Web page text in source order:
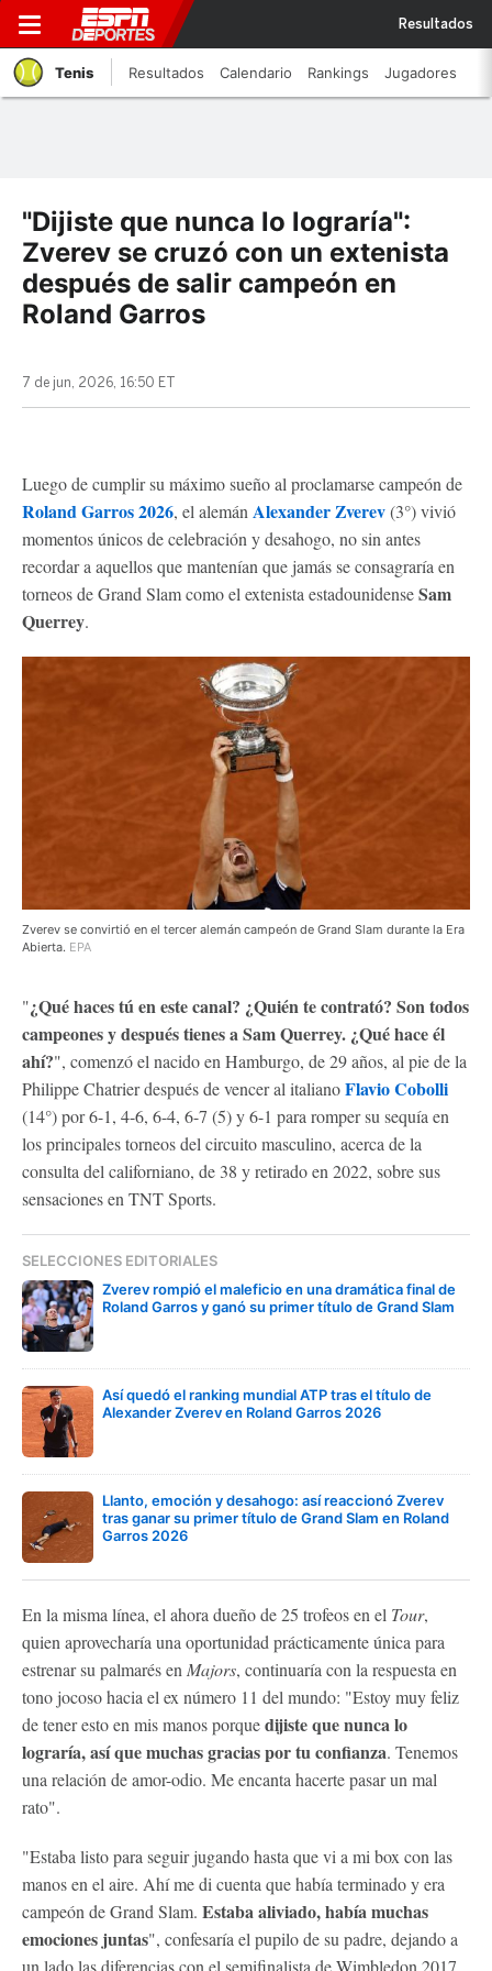
Resultados
Tenis Resultados Calendario Rankings Jugadores
"Dijiste que nunca lo lograría":
Zverev se cruzó con un extenista
después de salir campeón en
Roland Garros
7 de jun, 2026, 16:50 ET
Luego de cumplir su máximo sueño al proclamarse campeón de
Roland Garros 2026, el alemán Alexander Zverev(3°) vivió
momentos únicos de celebración y desahogo, no sin antes
recordar a aquellos que mantenían que jamás se consagraría en
torneos de Grand Slam como el extenista estadounidenseSam
Querrey.
Zverev se convirtió en el tercer alemán campeón de Grand Slam durante la Era
Abierta. EPA
"¿Qué haces tú en este canal? ¿Quién te contrató? Son todos
campeones y después tienes a Sam Querrey. ¿Qué hace él
ahí?", comenzó el nacido en Hamburgo, de 29 años, al pie de la
Philippe Chatrier después de vencer al italianoFlavio Cobolli
(14°) por 6-1, 4-6, 6-4, 6-7 (5) y 6-1 para romper su sequía en
los principales torneos del circuito masculino, acerca de la
consulta del californiano, de 38 y retirado en 2022, sobre sus
sensaciones en TNT Sports.
SELECCIONES EDITORIALES
Zverev rompió el maleficio en una dramática final de
Roland Garros y ganó su primer título de Grand Slam
Así quedó el ranking mundial ATP tras el título de
Alexander Zverev en Roland Garros 2026
Llanto, emoción y desahogo: así reaccionó Zverev
tras ganar su primer título de Grand Slam en Roland
Garros 2026
En la misma línea, el ahora dueño de 25 trofeos en el Tour,
quien aprovecharía una oportunidad prácticamente única para
estrenar su palmarés en Majors, continuaría con la respuesta en
tono jocoso hacia el ex número 11 del mundo: "Estoy muy feliz
de tener esto en mis manos porquedijiste que nunca lo
lograría, así que muchas gracias por tu confianza. Tenemos
una relación de amor-odio. Me encanta hacerte pasar un mal
rato".
"Estaba listo para seguir jugando hasta que vi a mi box con las
manos en el aire. Ahí me di cuenta que había terminado y era
campeón de Grand Slam. Estaba aliviado, había muchas
emociones juntas", confesaría el pupilo de su padre, dejando a
un lado las diferencias con el semifinalista de Wimbledon 2017